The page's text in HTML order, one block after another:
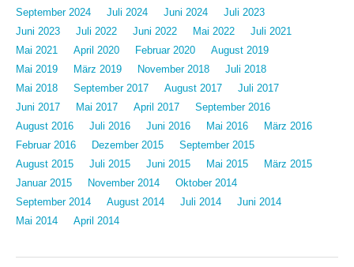
September 2024 Juli 2024 Juni 2024
Juli 2023
Juni 2023
Juli 2022 Juni 2022 Mai 2022
Juli 2021
Mai 2021
April 2020 Februar 2020
August 2019
Mai 2019
März 2019 November 2018
Juli 2018
Mai 2018
September 2017 August 2017
Juli 2017
Juni 2017
Mai 2017 April 2017
September 2016
August 2016
Juli 2016 Juni 2016 Mai 2016
März 2016
Februar 2016
Dezember 2015
September 2015
August 2015
Juli 2015 Juni 2015 Mai 2015
März 2015
Januar 2015
November 2014
Oktober 2014
September 2014
August 2014 Juli 2014
Juni 2014
Mai 2014
April 2014